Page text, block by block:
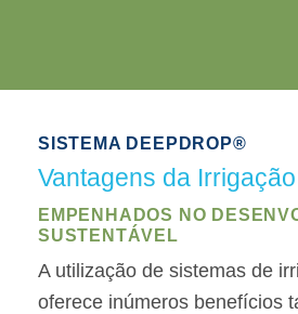
SISTEMA DEEPDROP®
Vantagens da
EMPENHADOS NO
SUSTENTÁVEL
A utilização de sistemas de
oferece inúmeros benefícios